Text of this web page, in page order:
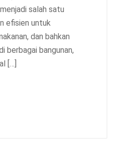
salah satu
efisien untuk
dan bahkan
berbagai bangunan,
[…]